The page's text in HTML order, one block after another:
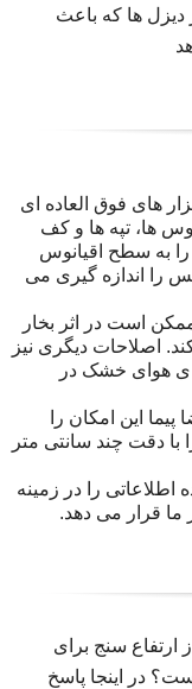
‌ها که باعث
های فوق العاده‌ ای
ها، تپه ‌ها و کف
را به سطح اقیانوس
را اندازه گیری می
است در اثر بخار
اصلاحات دیگری نیز
ی هوای خشک در
این امکان را
با دقت چند سانتی متر
را در زمینه
ما قرار می‌ دهد.
ارتفاع سنج برای
در اینجا پاسخ